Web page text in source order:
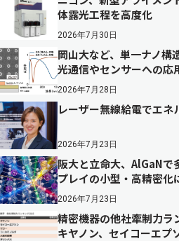
体露光工程を高度化
2026年7月30日
岡山大など、単一ナノ
光通信やセンサーへの応
2026年7月28日
レーザー無線給電でエネ
2026年7月23日
阪大と立命大、AlGaN
プレイの小型・高精密化
2026年7月23日
精密機器の他社牽制力
キヤノン、セイコーエプ